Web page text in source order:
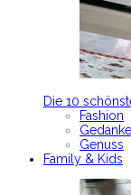
Die 10
Fashion
Genuss
Family & Kids